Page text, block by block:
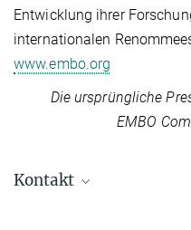
Entwicklung ihrer
internationalen
www.embo.org
Die ursprüngliche
EMBO
Kontakt